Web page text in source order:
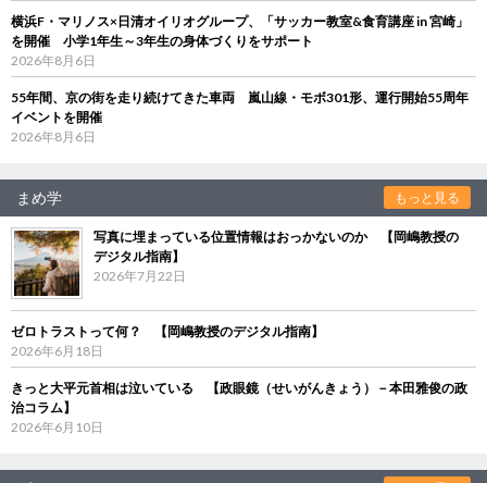
横浜F・マリノス×日清オイリオグループ、「サッカー教室&食育講座 in 宮崎」
を開催 小学1年生～3年生の身体づくりをサポート
2026年8月6日
55年間、京の街を走り続けてきた車両 嵐山線・モボ301形、運行開始55周年
イベントを開催
2026年8月6日
まめ学 もっと見る
写真に埋まっている位置情報はおっかないのか 【岡嶋教授の
デジタル指南】
2026年7月22日
ゼロトラストって何？ 【岡嶋教授のデジタル指南】
2026年6月18日
きっと大平元首相は泣いている 【政眼鏡（せいがんきょう）－本田雅俊の政
治コラム】
2026年6月10日